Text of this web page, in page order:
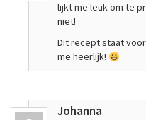
lijkt me leuk om te
niet!
Dit recept staat
me heerlijk!
Johanna